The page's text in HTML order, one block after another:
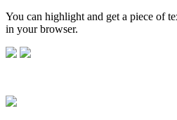
You can highlight and get a piece of
in your browser.